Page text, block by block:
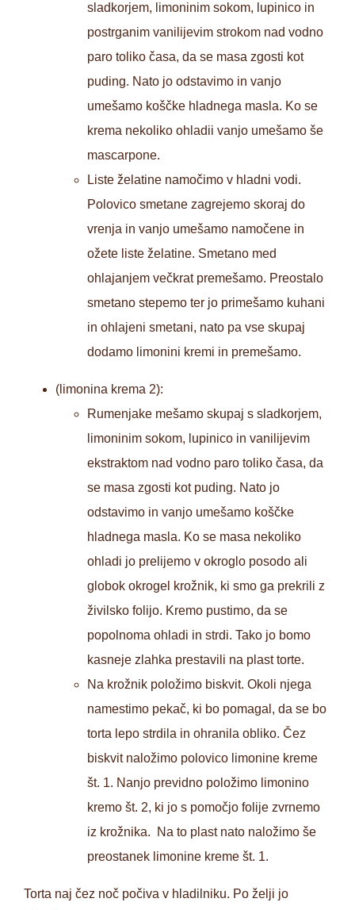
sladkorjem, limoninim sokom, lupinico in
postrganim vanilijevim strokom nad vodno
paro toliko časa, da se masa zgosti kot
puding. Nato jo odstavimo in vanjo
umešamo koščke hladnega masla. Ko se
krema nekoliko ohladii vanjo umešamo še
mascarpone.
Liste želatine namočimo v hladni vodi.
Polovico smetane zagrejemo skoraj do
vrenja in vanjo umešamo namočene in
ožete liste želatine. Smetano med
ohlajanjem večkrat premešamo. Preostalo
smetano stepemo ter jo primešamo kuhani
in ohlajeni smetani, nato pa vse skupaj
dodamo limonini kremi in premešamo.
(limonina krema 2):
Rumenjake mešamo skupaj s sladkorjem,
limoninim sokom, lupinico in vanilijevim
ekstraktom nad vodno paro toliko časa, da
se masa zgosti kot puding. Nato jo
odstavimo in vanjo umešamo koščke
hladnega masla. Ko se masa nekoliko
ohladi jo prelijemo v okroglo posodo ali
globok okrogel krožnik, ki smo ga prekrili z
živilsko folijo. Kremo pustimo, da se
popolnoma ohladi in strdi. Tako jo bomo
kasneje zlahka prestavili na plast torte.
Na krožnik položimo biskvit. Okoli njega
namestimo pekač, ki bo pomagal, da se bo
torta lepo strdila in ohranila obliko. Čez
biskvit naložimo polovico limonine kreme
št. 1. Nanjo previdno položimo limonino
kremo št. 2, ki jo s pomočjo folije zvrnemo
iz krožnika. Na to plast nato naložimo še
preostanek limonine kreme št. 1.
Torta naj čez noč počiva v hladilniku. Po želji jo